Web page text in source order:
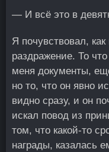
— И всё это в
Я почувствовал, как
раздражение. То
меня документы,
но то, что он явно
видно сразу, и он
искал повод из
том, что какой-то
награды, казалась